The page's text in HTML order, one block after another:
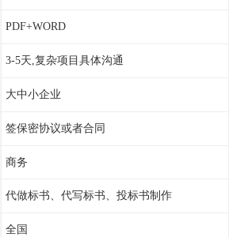
PDF+WORD
3-5天,复杂项目具体沟通
大中小企业
签保密协议或者合同
商务
代做标书、代写标书、投标书制作
全国